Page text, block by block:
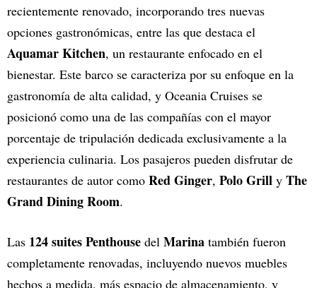
recientemente renovado, incorporando tres nuevas
opciones gastronómicas, entre las que destaca el
Aquamar Kitchen, un restaurante enfocado en el
bienestar. Este barco se caracteriza por su enfoque en la
gastronomía de alta calidad, y Oceania Cruises se
posicionó como una de las compañías con el mayor
porcentaje de tripulación dedicada exclusivamente a la
experiencia culinaria. Los pasajeros pueden disfrutar de
restaurantes de autor como Red Ginger, Polo Grill y The
Grand Dining Room.
Las 124 suites Penthouse del Marina también fueron
completamente renovadas, incluyendo nuevos muebles
hechos a medida, más espacio de almacenamiento, y